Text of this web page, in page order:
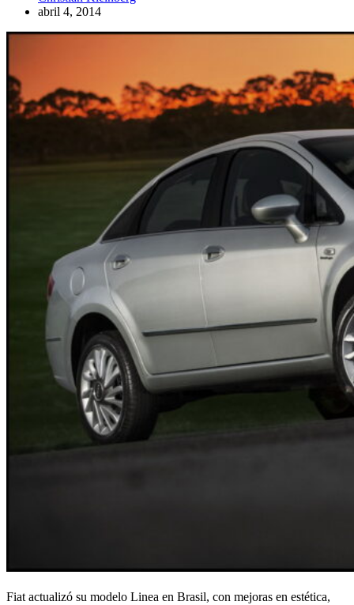
abril 4, 2014
Fiat actualizó su modelo Linea en Brasil, con mejoras en estética,